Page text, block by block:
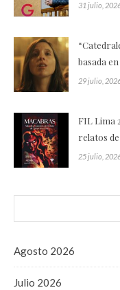
31 julio,
basada
29 julio,
FIL Lima
relatos
25 julio,
Agosto 2026
Julio 2026